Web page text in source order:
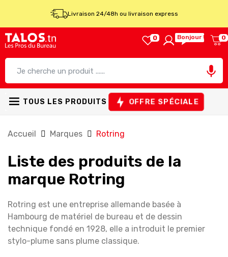
Livraison 24/48h ou livraison express
0 Bonjour ! 0

TOUS LES PRODUITS OFFRE SPÉCIALE
Accueil Marques Rotring
Liste des produits de la
marque Rotring
Rotring est une entreprise allemande basée à
Hambourg de matériel de bureau et de dessin
technique fondé en 1928, elle a introduit le premier
stylo-plume sans plume classique.